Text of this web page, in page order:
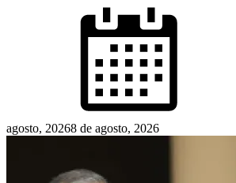
agosto, 20268 de agosto, 2026